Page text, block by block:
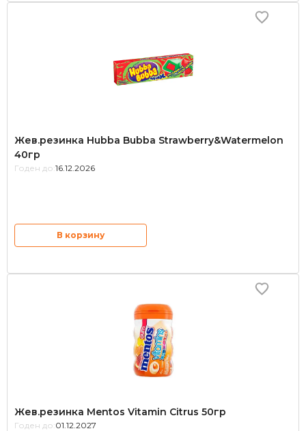
Жев.резинка Hubba Bubba Strawberry&Watermelon
40гр
Годен до: 16.12.2026
В корзину
Жев.резинка Mentos Vitamin Citrus 50гр
Годен до: 01.12.2027